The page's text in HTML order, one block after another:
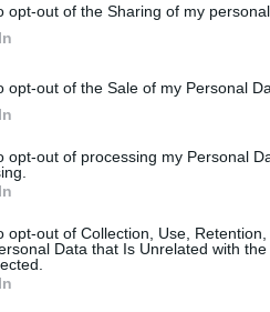
opt-out of the Sharing of my personal
opt-out of the Sale of my Personal
opt-out of processing my Personal
opt-out of Collection, Use,
Data that Is Unrelated with
του